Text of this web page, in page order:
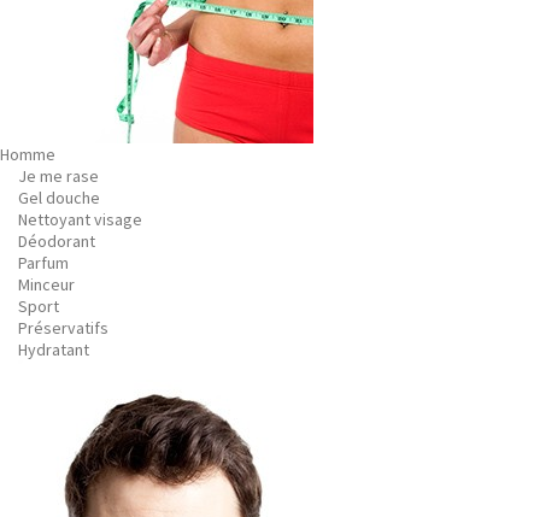
Homme
Je me rase
Gel douche
Nettoyant visage
Déodorant
Parfum
Minceur
Sport
Préservatifs
Hydratant